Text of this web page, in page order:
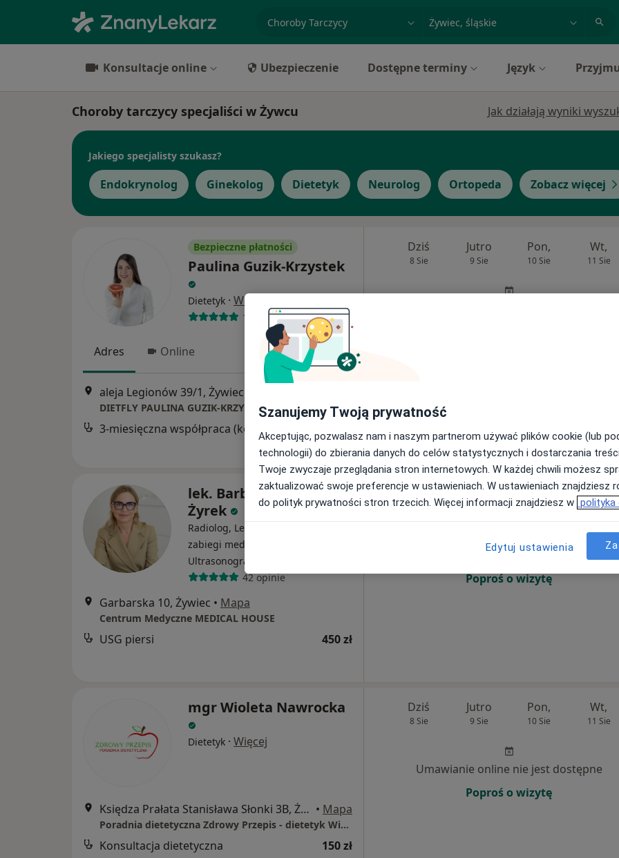
specjalizacja, badanie lub nazwiskomiasto lub dzielnica
Konsultacje online Ubezpieczenie Dostępne terminy Język
Choroby tarczycy specjaliści w Żywcu Jak działają wyniki
Jakiego specjalisty szukasz?
Endokrynolog Ginekolog Dietetyk Neurolog Ortopeda Zobacz więcej
Bezpieczne płatności
Paulina Guzik-Krzystek
Dietetyk · Więcej
177 opinii
Adres Online
aleja Legionów 39/1, Żywiec
DIETFLY PAULINA GUZIK-KRZYSTEK
1 200 zł
Dziś
8 Sie
Jutro
9 Sie
Pon,
10 Sie
Wt,
11 Sie
lek. Barbara Dudka-
Żyrek
Radiolog, Lekarz wykonujący
zabiegi medycyny estetycznej,
Ultrasonografista
42 opinie
Garbarska 10, Żywiec • Mapa
Centrum Medyczne MEDICAL HOUSE
USG piersi 450 zł
Dziś
8 Sie
Jutro
9 Sie
Pon,
10 Sie
Wt,
11 Sie
Umawianie online nie jest dostępne
Poproś o wizytę
mgr Wioleta Nawrocka
Dietetyk · Więcej
Księdza Prałata Stanisława Słonki 3B, Żywiec • Mapa
Poradnia dietetyczna Zdrowy Przepis - dietetyk Wioleta Nawrocka
Konsultacja dietetyczna 150 zł
Dziś
8 Sie
Jutro
9 Sie
Pon,
10 Sie
Wt,
11 Sie
Umawianie online nie jest dostępne
Poproś o wizytę
Szanujemy Twoją prywatność
Akceptując, pozwalasz nam i naszym partnerom używać plików cookie (lub
technologii) do zbierania danych do celów statystycznych i dostarczania
Twoje zwyczaje przeglądania stron internetowych. W każdej chwili możesz
zaktualizować swoje preferencje w ustawieniach. W ustawieniach znajdziesz
do polityk prywatności stron trzecich. Więcej informacji znajdziesz w polityka
Edytuj ustawienia